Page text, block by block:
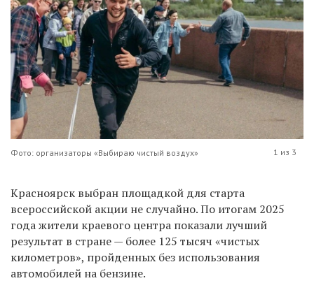
Фото: организаторы «Выбираю чистый воздух» 1 из 3
Красноярск выбран площадкой для старта
всероссийской акции не случайно. По итогам 2025
года жители краевого центра показали лучший
результат в стране — более 125 тысяч «чистых
километров», пройденных без использования
автомобилей на бензине.